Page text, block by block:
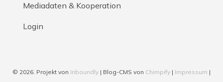
Mediadaten & Kooperation
Login
© 2026. Projekt von Inboundly | Blog-CMS von Chimpify | Impressum |